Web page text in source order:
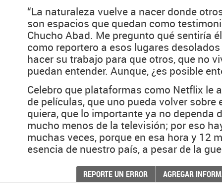
“La naturaleza vuelve a nacer donde
son espacios que quedan como
Chucho Abad. Me pregunto qué sentiría
como reportero a esos lugares
hacer su trabajo para que otros, que no
puedan entender. Aunque, ¿es posible
Celebro que plataformas como Netflix le
de películas, que uno pueda volver sobre
quiera, que lo importante ya no dependa
mucho menos de la televisión; por eso
muchas veces, porque en esa hora y 12
esencia de nuestro país, a pesar de la
REPORTE UN ERROR AGREGAR